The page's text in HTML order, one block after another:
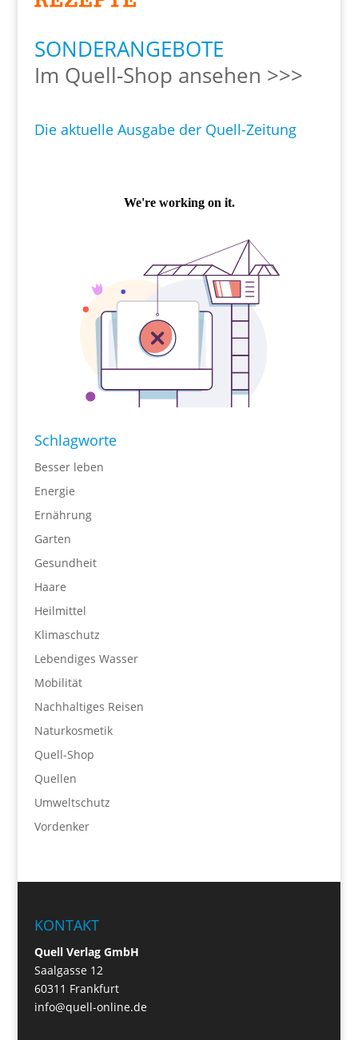
SONDERANGEBOTE
Im Quell-Shop ansehen >>>
Die aktuelle Ausgabe der Quell-Zeitung
Schlagworte
Besser leben
Energie
Ernährung
Garten
Gesundheit
Haare
Heilmittel
Klimaschutz
Lebendiges Wasser
Mobilität
Nachhaltiges Reisen
Naturkosmetik
Quell-Shop
Quellen
Umweltschutz
Vordenker
KONTAKT
Quell Verlag GmbH
Saalgasse 12
60311 Frankfurt
info@quell-online.de